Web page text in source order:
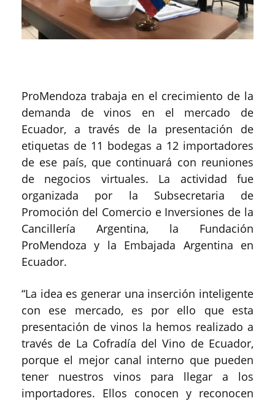
ProMendoza trabaja en el crecimiento de la
demanda de vinos en el mercado de
Ecuador, a través de la presentación de
etiquetas de 11 bodegas a 12 importadores
de ese país, que continuará con reuniones
de negocios virtuales. La actividad fue
organizada por la Subsecretaria de
Promoción del Comercio e Inversiones de la
Cancillería Argentina, la Fundación
ProMendoza y la Embajada Argentina en
Ecuador.
“La idea es generar una inserción inteligente
con ese mercado, es por ello que esta
presentación de vinos la hemos realizado a
través de La Cofradía del Vino de Ecuador,
porque el mejor canal interno que pueden
tener nuestros vinos para llegar a los
importadores. Ellos conocen y reconocen